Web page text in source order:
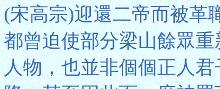
(宋高宗)迎還二帝而被革
都曾迫使部分梁山餘眾
人物，也並非個個正人